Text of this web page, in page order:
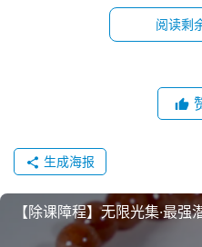
阅读剩
生成海报
【除课障‬程】无限光集·最